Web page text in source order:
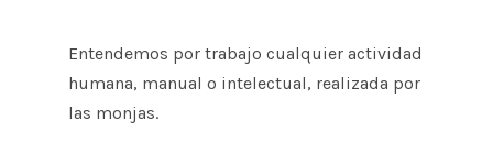
Entendemos por trabajo cualquier actividad
humana, manual o intelectual, realizada por
las monjas.